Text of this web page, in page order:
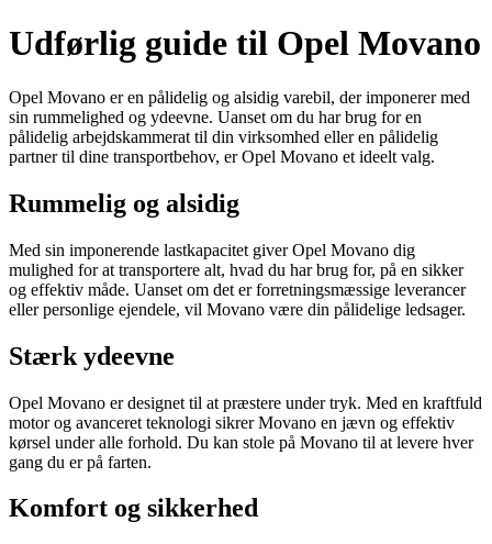
Udførlig guide til Opel Movano
Opel Movano er en pålidelig og alsidig varebil, der imponerer med
sin rummelighed og ydeevne. Uanset om du har brug for en
pålidelig arbejdskammerat til din virksomhed eller en pålidelig
partner til dine transportbehov, er Opel Movano et ideelt valg.
Rummelig og alsidig
Med sin imponerende lastkapacitet giver Opel Movano dig
mulighed for at transportere alt, hvad du har brug for, på en sikker
og effektiv måde. Uanset om det er forretningsmæssige leverancer
eller personlige ejendele, vil Movano være din pålidelige ledsager.
Stærk ydeevne
Opel Movano er designet til at præstere under tryk. Med en kraftfuld
motor og avanceret teknologi sikrer Movano en jævn og effektiv
kørsel under alle forhold. Du kan stole på Movano til at levere hver
gang du er på farten.
Komfort og sikkerhed